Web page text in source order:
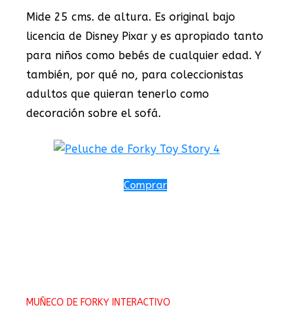
Mide 25 cms. de altura. Es original bajo
licencia de Disney Pixar y es apropiado tanto
para niños como bebés de cualquier edad. Y
también, por qué no, para coleccionistas
adultos que quieran tenerlo como
decoración sobre el sofá.
Comprar
MUÑECO DE FORKY INTERACTIVO